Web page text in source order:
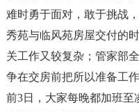
难时勇于面对，敢于挑战
秀苑与临风苑房屋交付的
关工作又较复杂；管家部
争在交房前把所以准备工
前3日，大家每晚都加班至